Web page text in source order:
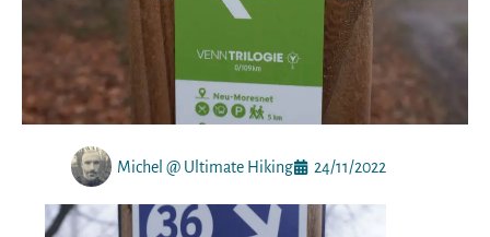
Michel @ Ultimate Hiking 24/11/2022